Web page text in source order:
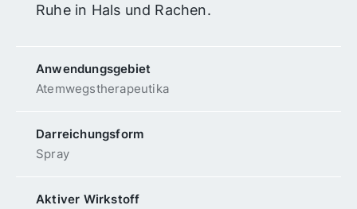
Ruhe in Hals und Rachen.
Anwendungs­gebiet
Atemwegs­therapeutika
Darreichungsform
Spray
Aktiver Wirkstoff